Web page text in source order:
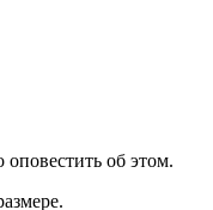
об этом.